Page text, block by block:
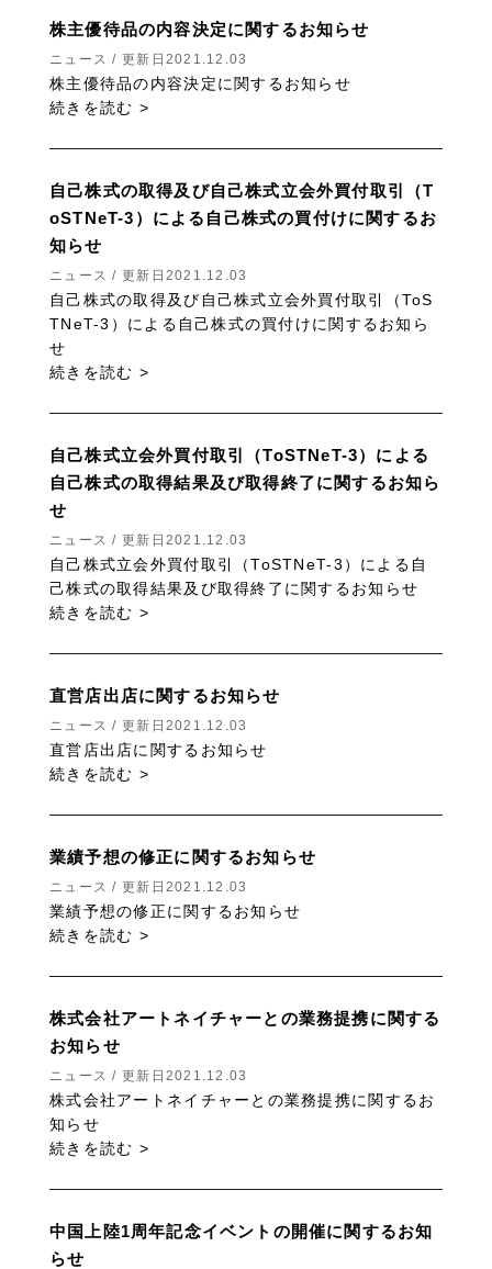
株主優待品の内容決定に関するお知らせ
ニュース / 更新日2021.12.03
株主優待品の内容決定に関するお知らせ
続きを読む >
自己株式の取得及び自己株式立会外買付取引（T
oSTNeT-3）による自己株式の買付けに関するお
知らせ
ニュース / 更新日2021.12.03
自己株式の取得及び自己株式立会外買付取引（ToS
TNeT-3）による自己株式の買付けに関するお知ら
せ
続きを読む >
自己株式立会外買付取引（ToSTNeT-3）による
自己株式の取得結果及び取得終了に関するお知ら
せ
ニュース / 更新日2021.12.03
自己株式立会外買付取引（ToSTNeT-3）による自
己株式の取得結果及び取得終了に関するお知らせ
続きを読む >
直営店出店に関するお知らせ
ニュース / 更新日2021.12.03
直営店出店に関するお知らせ
続きを読む >
業績予想の修正に関するお知らせ
ニュース / 更新日2021.12.03
業績予想の修正に関するお知らせ
続きを読む >
株式会社アートネイチャーとの業務提携に関する
お知らせ
ニュース / 更新日2021.12.03
株式会社アートネイチャーとの業務提携に関するお
知らせ
続きを読む >
中国上陸1周年記念イベントの開催に関するお知
らせ